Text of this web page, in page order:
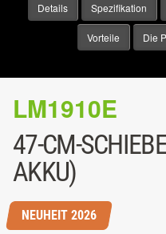
Details Spezifikation
Vorteile Die
LM1910E
47-CM-
AKKU)
NEUHEIT 2026